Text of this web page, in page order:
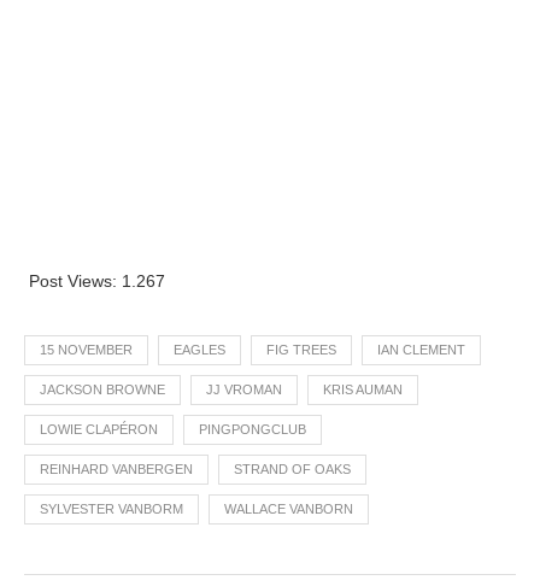
Post Views: 1.267
15 NOVEMBER EAGLES FIG TREES IAN CLEMENT
JACKSON BROWNE JJ VROMAN KRIS AUMAN
LOWIE CLAPÉRON PINGPONGCLUB
REINHARD VANBERGEN STRAND OF OAKS
SYLVESTER VANBORM WALLACE VANBORN